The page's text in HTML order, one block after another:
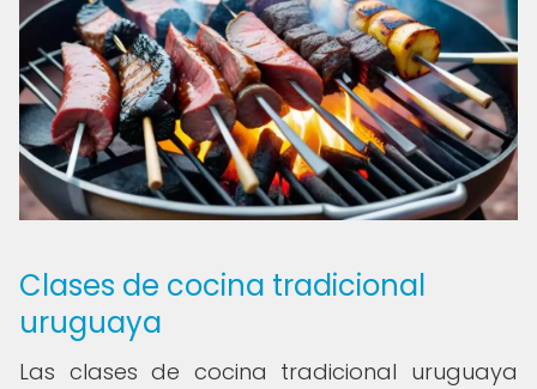
Clases de cocina tradicional
uruguaya
Las clases de cocina tradicional uruguaya